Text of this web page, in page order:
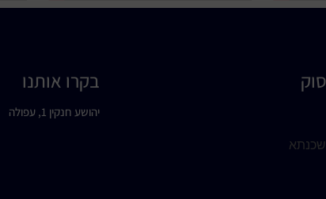
בקרו אותנו
יהושע חנקין 1, עפולה